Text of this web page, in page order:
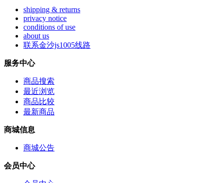
shipping & returns
privacy notice
conditions of use
about us
联系金沙js1005线路
服务中心
商品搜索
最近浏览
商品比较
最新商品
商城信息
商城公告
会员中心